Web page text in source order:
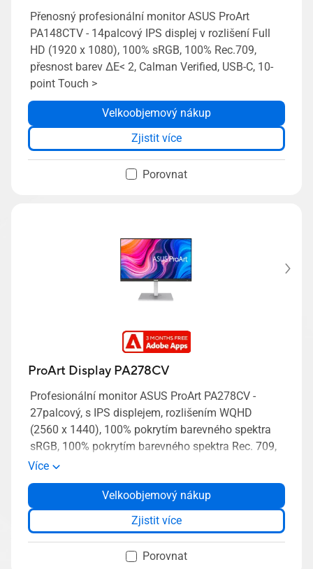
Přenosný profesionální monitor ASUS ProArt
PA148CTV - 14palcový IPS displej v rozlišení Full
HD (1920 x 1080), 100% sRGB, 100% Rec.709,
přesnost barev ΔE< 2, Calman Verified, USB-C, 10-
point Touch >
Velkoobjemový nákup
Zjistit více
Porovnat
ProArt Display PA278CV
Profesionální monitor ASUS ProArt PA278CV -
27palcový, s IPS displejem, rozlišením WQHD
(2560 x 1440), 100% pokrytím barevného spektra
sRGB, 100% pokrytím barevného spektra Rec. 709,
s barevnou přesností ΔE < 2, ověřený společností
DisplayPort, ergonomickým stojanem, s nástroji
ProArt Preset a ProArt Palette
Více
Velkoobjemový nákup
Zjistit více
Porovnat